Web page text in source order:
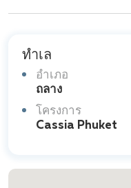
ทำเล
อำเภอ
ถลาง
โครงการ
Cassia Phuket